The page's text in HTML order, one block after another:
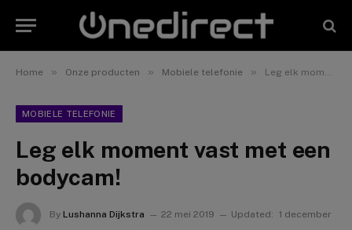
Home » Onze producten » Mobiele telefonie » Leg elk moment vast met een bodycam!
MOBIELE TELEFONIE
Leg elk moment vast met een
bodycam!
By Lushanna Dijkstra 22 mei 2019 Updated: 1 december